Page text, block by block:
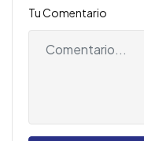
Tu Comentario